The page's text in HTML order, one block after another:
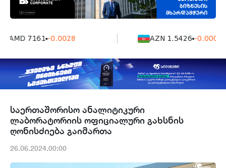
AMD 7161 -0.0028 AZN 1.5426 -0.0004
საერთაშორისო ანალიტიკური
ლაბორატორიის ოფიციალური გახსნის
ღონისძიება გაიმართა
26.06.2024.00:00